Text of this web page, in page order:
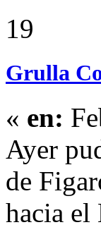
19
Grulla
« en:
Ayer
de
hacia el